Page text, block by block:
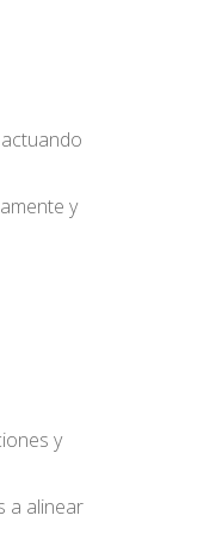
y
y
a alinear